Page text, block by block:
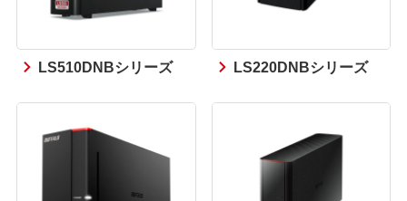
LS510DNBシリーズ LS220DNBシリーズ